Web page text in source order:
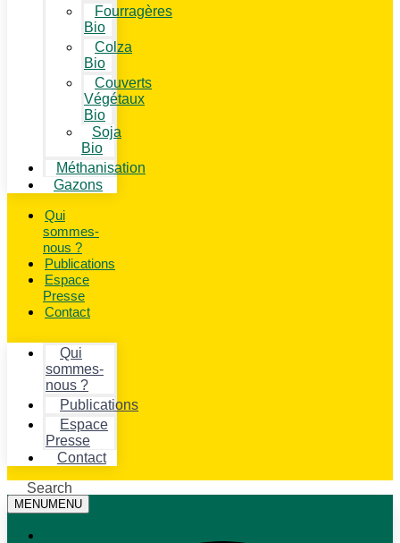
Fourragères
Bio
Colza
Bio
Couverts
Végétaux
Bio
Soja
Bio
Méthanisation
Gazons
Qui
sommes-
nous ?
Publications
Espace
Presse
Contact
Qui
sommes-
nous ?
Publications
Espace
Presse
Contact
Search
MENUMENU